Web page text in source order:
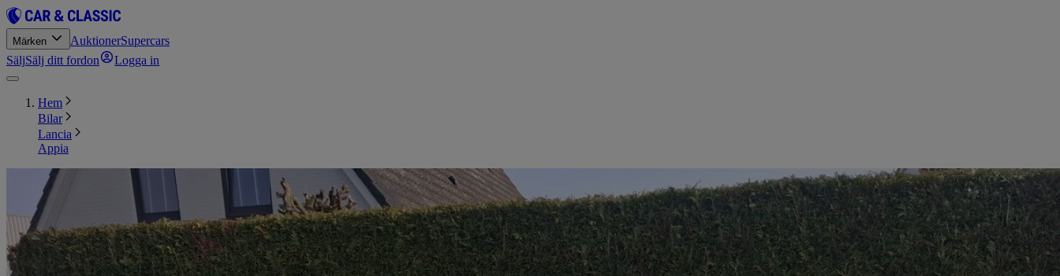
Märken AuktionerSupercars
SäljSälj ditt fordon Logga in
Hem
Bilar
Lancia
Appia